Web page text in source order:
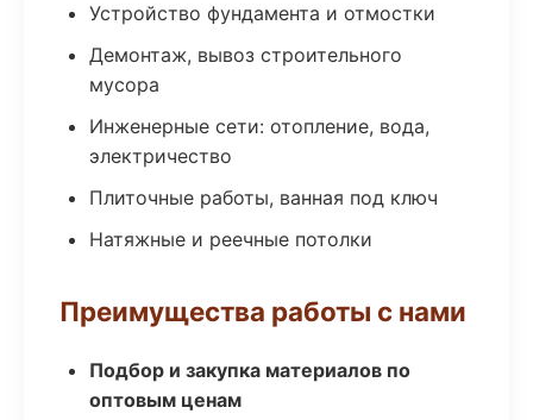
Устройство фундамента и отмостки
Демонтаж, вывоз строительного
мусора
Инженерные сети: отопление, вода,
электричество
Плиточные работы, ванная под ключ
Натяжные и реечные потолки
Преимущества работы с нами
Подбор и закупка материалов по
оптовым ценам